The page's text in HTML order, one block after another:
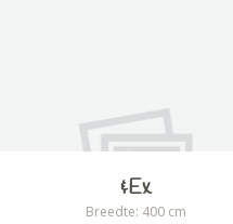
&Ex
Breedte: 400 cm